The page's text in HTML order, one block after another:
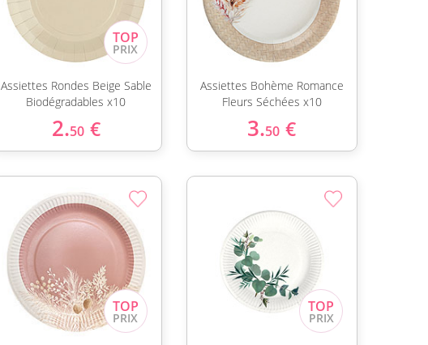
Assiettes Rondes Beige Sable
Biodégradables x10
2.50 €
Assiettes Bohème Romance
Fleurs Séchées x10
3.50 €